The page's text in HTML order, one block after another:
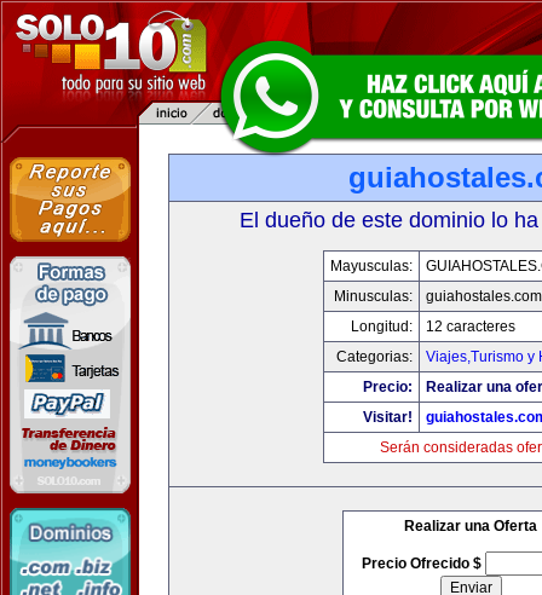
El dueño de este dominio lo
Mayusculas:
Minusculas:
guiahostales.com
Longitud:
12 caracteres
Categorias:
Viajes,Turismo y
Precio:
Realizar una
Visitar!
Serán consideradas
Realizar una Oferta
Precio Ofrecido $